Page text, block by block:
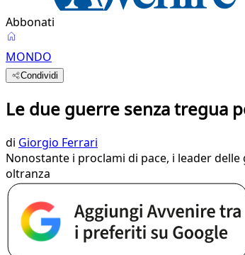
Abbonati
MONDO
Condividi
Le due guerre senza tregua
di Giorgio Ferrari
Nonostante i proclami di pace, i leader
oltranza